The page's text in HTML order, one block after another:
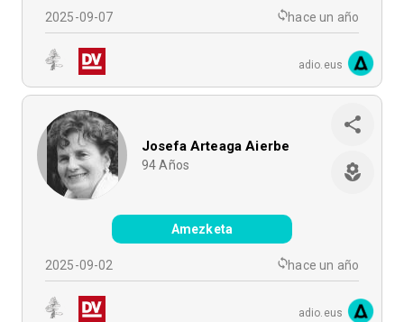
2025-09-07 hace un año
adio.eus
Josefa Arteaga Aierbe
94 Años
Amezketa
2025-09-02 hace un año
adio.eus